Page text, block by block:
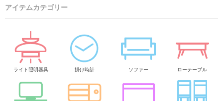
アイテムカテゴリー
ライト照明器具 掛け時計 ソファー ローテーブル